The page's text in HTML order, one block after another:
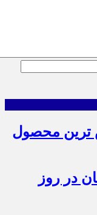
ترین محصول
در روز